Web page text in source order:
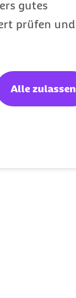
gutes
prüfen und
Alle zulassen